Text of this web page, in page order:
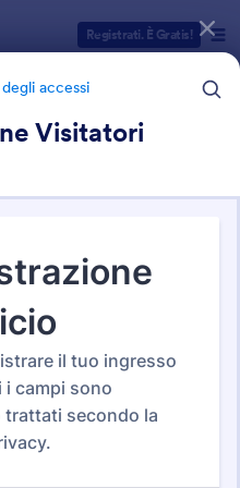
Registrati. È Gratis!
accessi
Visitatori
degli